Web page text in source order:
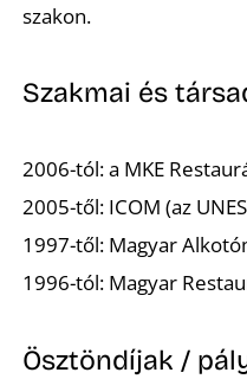
szakon.
Szakmai és
2006-tól: a MKE
2005-től: ICOM (az
1997-től: Magyar
1996-tól: Magyar
Ösztöndíjak /